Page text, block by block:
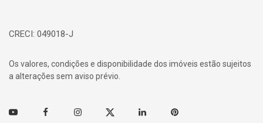
CRECI: 049018-J
Os valores, condições e disponibilidade dos imóveis estão sujeitos
a alterações sem aviso prévio.
Youtube FacebookInstagramTwitter Linkedin Pinterest